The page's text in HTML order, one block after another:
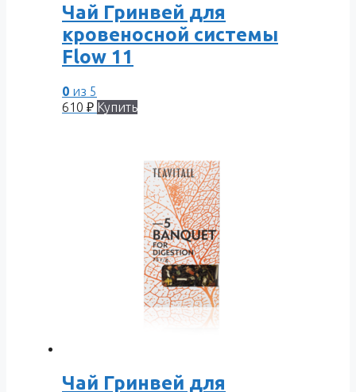
Чай Гринвей для
кровеносной системы
Flow 11
0 из 5
610 ₽ Купить
Чай Гринвей для